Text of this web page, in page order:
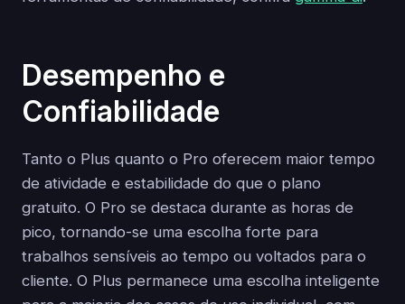
Desempenho e
Confiabilidade
Tanto o Plus quanto o Pro oferecem maior tempo
de atividade e estabilidade do que o plano
gratuito. O Pro se destaca durante as horas de
pico, tornando-se uma escolha forte para
trabalhos sensíveis ao tempo ou voltados para o
cliente. O Plus permanece uma escolha inteligente